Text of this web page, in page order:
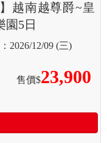
越南越尊爵~皇
園5日
2026/12/09 (三)
售價$23,900